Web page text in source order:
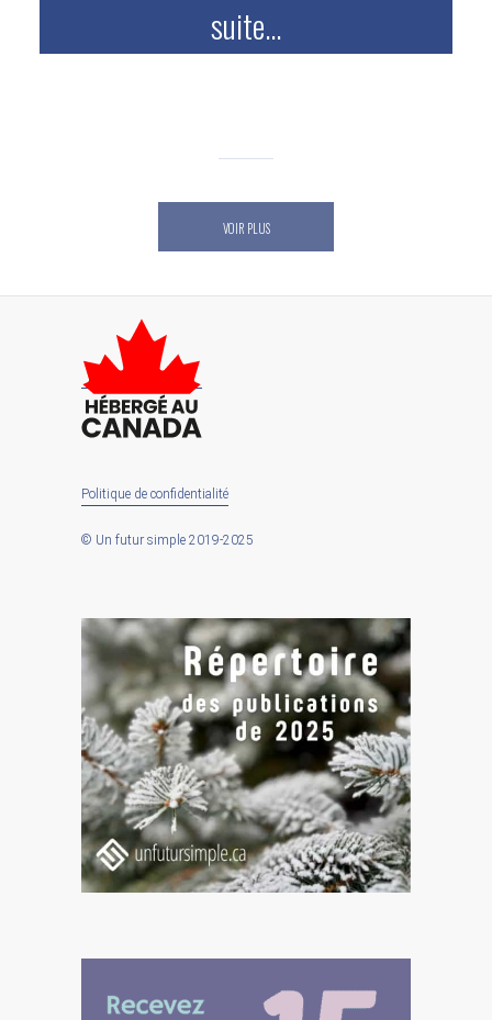
suite...
VOIR PLUS
Politique de confidentialité
© Un futur simple 2019-2025